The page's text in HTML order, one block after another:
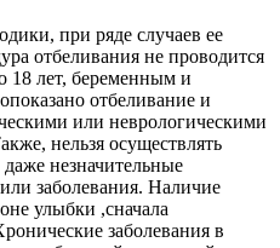
при ряде случаев ее
отбеливания не проводится
18 лет, беременным и
отбеливание и
или неврологическими
нельзя осуществлять
даже незначительные
заболевания. Наличие
улыбки ,сначала
заболевания в